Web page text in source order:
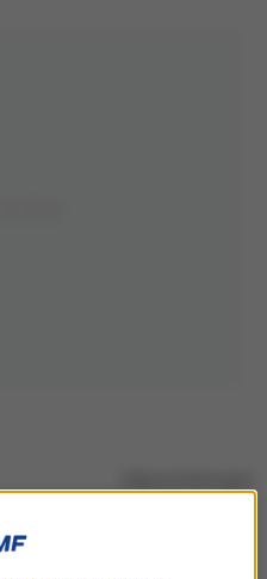
iż w 2022 r. grono